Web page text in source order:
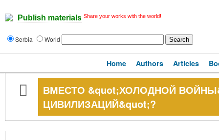
Publish materials Share your works with the world!
Serbia World
Home Authors Articles
ВМЕСТО &quot;ХОЛОДНОЙ
ЦИВИЛИЗАЦИЙ&quot;?